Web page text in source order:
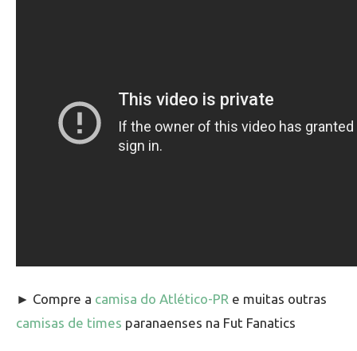
► Compre a camisa do Atlético-PR e muitas outras
camisas de times paranaenses na Fut Fanatics